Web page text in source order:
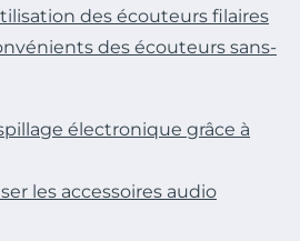
des écouteurs filaires
des écouteurs sans-
électronique grâce à
les accessoires audio